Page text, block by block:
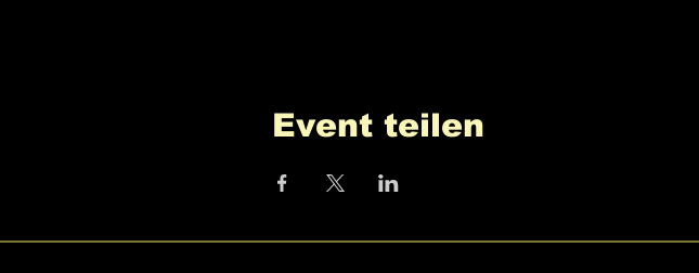
Event teilen